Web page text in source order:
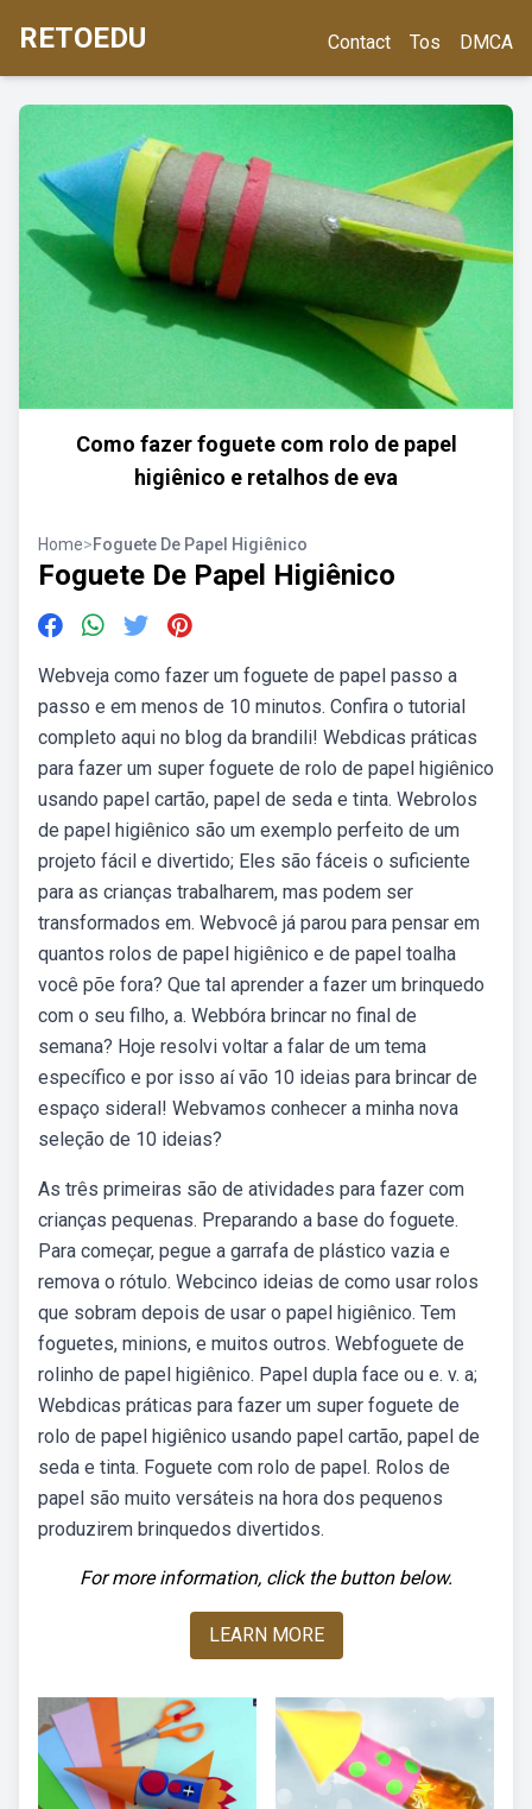
RETOEDU Contact Tos DMCA
Como fazer foguete com rolo de papel
higiênico e retalhos de eva
Home>Foguete De Papel Higiênico
Foguete De Papel Higiênico
Webveja como fazer um foguete de papel passo a
passo e em menos de 10 minutos. Confira o tutorial
completo aqui no blog da brandili! Webdicas práticas
para fazer um super foguete de rolo de papel higiênico
usando papel cartão, papel de seda e tinta. Webrolos
de papel higiênico são um exemplo perfeito de um
projeto fácil e divertido; Eles são fáceis o suficiente
para as crianças trabalharem, mas podem ser
transformados em. Webvocê já parou para pensar em
quantos rolos de papel higiênico e de papel toalha
você põe fora? Que tal aprender a fazer um brinquedo
com o seu filho, a. Webbóra brincar no final de
semana? Hoje resolvi voltar a falar de um tema
específico e por isso aí vão 10 ideias para brincar de
espaço sideral! Webvamos conhecer a minha nova
seleção de 10 ideias?
As três primeiras são de atividades para fazer com
crianças pequenas. Preparando a base do foguete.
Para começar, pegue a garrafa de plástico vazia e
remova o rótulo. Webcinco ideias de como usar rolos
que sobram depois de usar o papel higiênico. Tem
foguetes, minions, e muitos outros. Webfoguete de
rolinho de papel higiênico. Papel dupla face ou e. v. a;
Webdicas práticas para fazer um super foguete de
rolo de papel higiênico usando papel cartão, papel de
seda e tinta. Foguete com rolo de papel. Rolos de
papel são muito versáteis na hora dos pequenos
produzirem brinquedos divertidos.
For more information, click the button below.
LEARN MORE